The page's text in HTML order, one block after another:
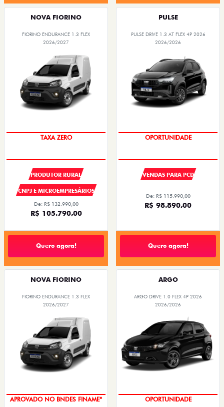
NOVA FIORINO
FIORINO ENDURANCE 1.3 FLEX
2026/2027
TAXA ZERO
PRODUTOR RURAL
CNPJ E MICROEMPRESÁRIOS
De: R$ 132.990,00
R$ 105.790,00
Quero agora!
PULSE
PULSE DRIVE 1.3 AT FLEX 4P 2026
2026/2026
OPORTUNIDADE
VENDAS PARA PCD
De: R$ 115.990,00
R$ 98.890,00
Quero agora!
NOVA FIORINO
FIORINO ENDURANCE 1.3 FLEX
2026/2027
APROVADO NO BNDES FINAME*
ARGO
ARGO DRIVE 1.0 FLEX 4P 2026
2026/2026
OPORTUNIDADE